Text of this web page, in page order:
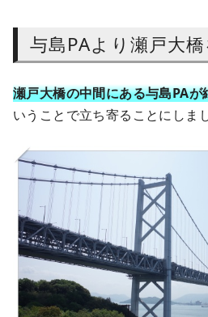
与島PAより瀬戸大
瀬戸大橋の中間にある与島PA
いうことで立ち寄ることにしまし